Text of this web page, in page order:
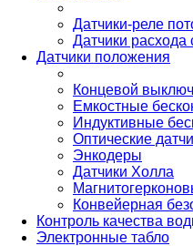
Датчики-реле
Датчики
Датчики положения
Концевой
Емкостные
Индуктивные
Оптические
Энкодеры
Датчики Холла
Конвейерная
Контроль качества
Электронные табло